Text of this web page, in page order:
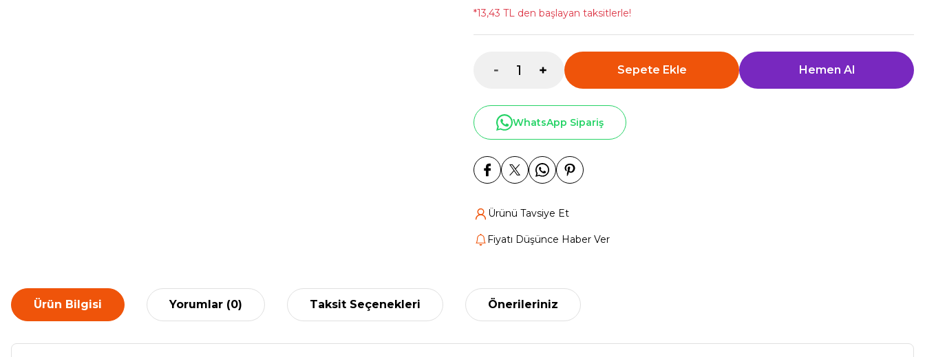
*13,43 TL den başlayan taksitlerle!
Sepete Ekle Hemen Al
WhatsApp Sipariş
Ürünü Tavsiye Et
Fiyatı Düşünce Haber Ver
Ürün Bilgisi Yorumlar (0) Taksit Seçenekleri Önerileriniz